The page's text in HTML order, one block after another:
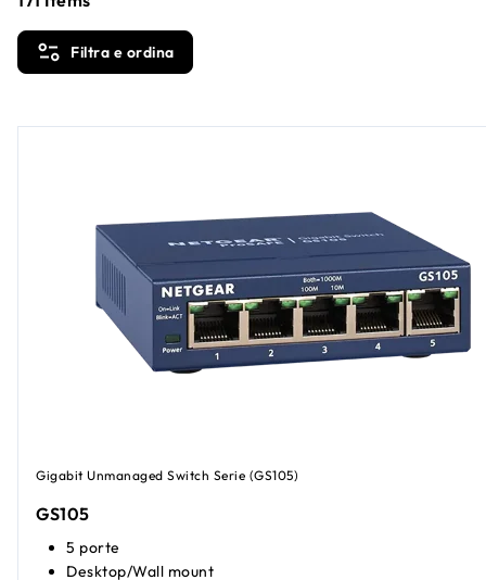
Filtra e ordina
Gigabit Unmanaged Switch Serie (GS105)
GS105
5 porte
Desktop/Wall mount